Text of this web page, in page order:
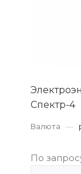
Спектр-4
Валюта —
По